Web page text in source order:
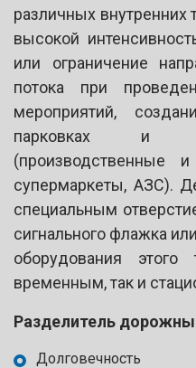
различных внутренних
высокой
или ограничение
потока при
мероприятий,
парковках и
(производственные
супермаркеты, АЗС).
специальным
сигнального флажка
оборудования
временным, так и
Разделитель
Долговечность